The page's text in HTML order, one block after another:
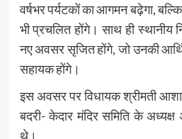
वर्षभर पर्यटकों का आगमन बढ़ेगा,
भी प्रचलित होंगे। साथ ही स्थानीय
नए अवसर सृजित होंगे, जो उनकी
सहायक होंगे।
इस अवसर पर विधायक श्रीमती आशा
बदरी- केदार मंदिर समिति के
थे।